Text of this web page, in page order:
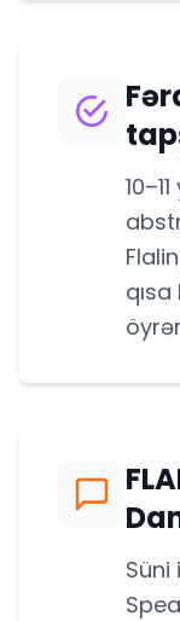
Süni